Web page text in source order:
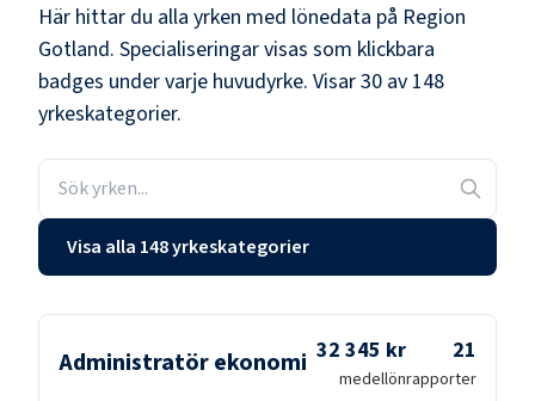
Här hittar du alla yrken med lönedata på Region
Gotland. Specialiseringar visas som klickbara
badges under varje huvudyrke. Visar 30 av 148
yrkeskategorier.
Visa alla 148 yrkeskategorier
Administratör ekonomi 32 345 kr
medellön
21
rapporter